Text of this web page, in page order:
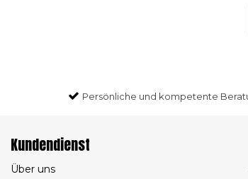
Persönliche und kompetente
Kundendienst
Über uns